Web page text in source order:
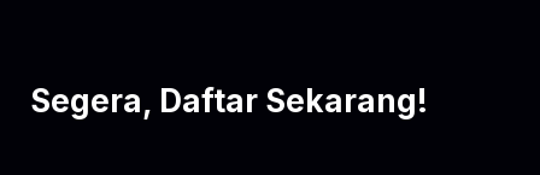
Segera, Daftar Sekarang!